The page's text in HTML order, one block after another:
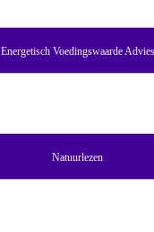
Energetisch Voedingswaarde Advies
Natuurlezen